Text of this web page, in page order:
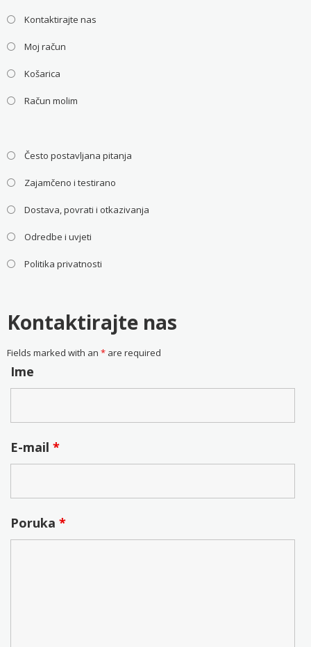
Kontaktirajte nas
Moj račun
Košarica
Račun molim
Često postavljana pitanja
Zajamčeno i testirano
Dostava, povrati i otkazivanja
Odredbe i uvjeti
Politika privatnosti
Kontaktirajte nas
Fields marked with an *are required
Ime
E-mail *
Poruka *